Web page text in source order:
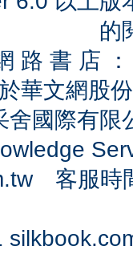
的
路 書 店
華文網股
舍國際有
客服時